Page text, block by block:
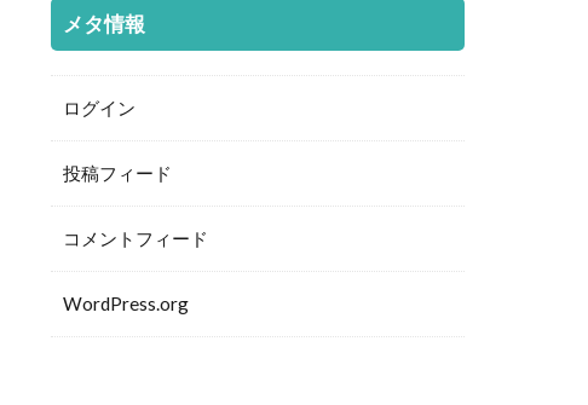
メタ情報
ログイン
投稿フィード
コメントフィード
WordPress.org